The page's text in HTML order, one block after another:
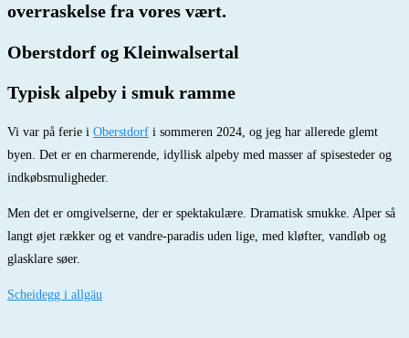
overraskelse fra vores vært.
Oberstdorf og Kleinwalsertal
Typisk alpeby i smuk ramme
Vi var på ferie i Oberstdorf i sommeren 2024, og jeg har allerede glemt
byen. Det er en charmerende, idyllisk alpeby med masser af spisesteder og
indkøbsmuligheder.
Men det er omgivelserne, der er spektakulære. Dramatisk smukke. Alper så
langt øjet rækker og et vandre-paradis uden lige, med kløfter, vandløb og
glasklare søer.
Scheidegg i allgäu